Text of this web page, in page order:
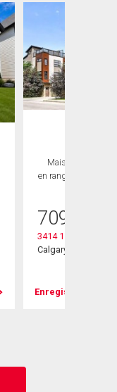
Maison
en rangée
709 000
3414 15 Street Sw
Calgary, AB
Enregistrer